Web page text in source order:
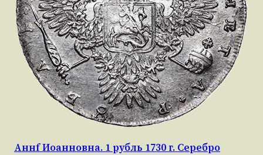
Аннf Иоанновна. 1 рубль 1730 г. Серебро